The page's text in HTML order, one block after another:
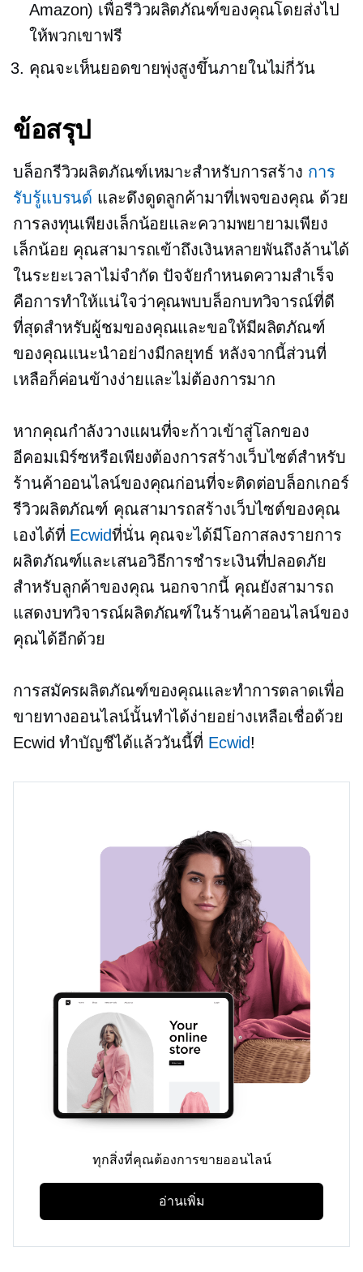
Amazon) เพื่อรีวิวผลิตภัณฑ์ของคุณโดยส่งไป
ให้พวกเขาฟรี
คุณจะเห็นยอดขายพุ่งสูงขึ้นภายในไม่กี่วัน
ข้อสรุป
บล็อกรีวิวผลิตภัณฑ์เหมาะสำหรับการสร้าง การ
รับรู้แบรนด์ และดึงดูดลูกค้ามาที่เพจของคุณ ด้วย
การลงทุนเพียงเล็กน้อยและความพยายามเพียง
เล็กน้อย คุณสามารถเข้าถึงเงินหลายพันถึงล้านได้
ในระยะเวลาไม่จำกัด ปัจจัยกำหนดความสำเร็จ
คือการทำให้แน่ใจว่าคุณพบบล็อกบทวิจารณ์ที่ดี
ที่สุดสำหรับผู้ชมของคุณและขอให้มีผลิตภัณฑ์
ของคุณแนะนำอย่างมีกลยุทธ์ หลังจากนี้ส่วนที่
เหลือก็ค่อนข้างง่ายและไม่ต้องการมาก
หากคุณกำลังวางแผนที่จะก้าวเข้าสู่โลกของ
อีคอมเมิร์ซหรือเพียงต้องการสร้างเว็บไซต์สำหรับ
ร้านค้าออนไลน์ของคุณก่อนที่จะติดต่อบล็อกเกอร์
รีวิวผลิตภัณฑ์ คุณสามารถสร้างเว็บไซต์ของคุณ
เองได้ที่ Ecwidที่นั่น คุณจะได้มีโอกาสลงรายการ
ผลิตภัณฑ์และเสนอวิธีการชำระเงินที่ปลอดภัย
สำหรับลูกค้าของคุณ นอกจากนี้ คุณยังสามารถ
แสดงบทวิจารณ์ผลิตภัณฑ์ในร้านค้าออนไลน์ของ
คุณได้อีกด้วย
การสมัครผลิตภัณฑ์ของคุณและทำการตลาดเพื่อ
ขายทางออนไลน์นั้นทำได้ง่ายอย่างเหลือเชื่อด้วย
Ecwid ทำบัญชีได้แล้ววันนี้ที่ Ecwid!
ทุกสิ่งที่คุณต้องการขายออนไลน์
อ่านเพิ่ม